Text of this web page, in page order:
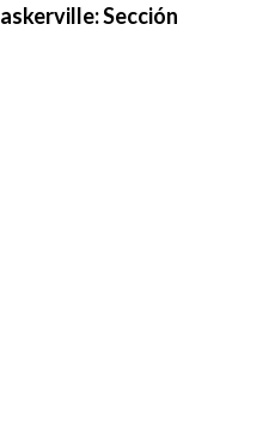
Sección